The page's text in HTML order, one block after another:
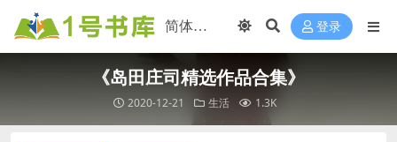
登录
《岛田庄司精选作品合集》
2020-12-21 生活 1.3K